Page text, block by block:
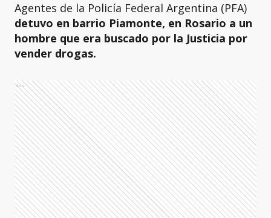
Agentes de la Policía Federal Argentina (PFA)
detuvo en barrio Piamonte, en Rosario a un
hombre que era buscado por la Justicia por
vender drogas.
Ads